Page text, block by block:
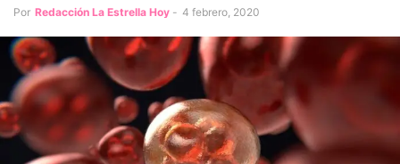
Por Redacción La Estrella Hoy - 4 febrero, 2020